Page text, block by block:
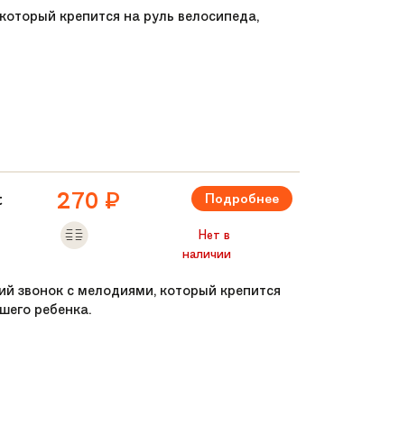
крепится на руль велосипеда,
270 ₽ Подробнее
Нет в
наличии
звонок с мелодиями, который крепится
ребенка.